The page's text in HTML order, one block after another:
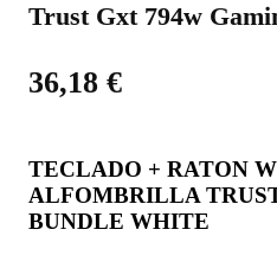
Trust Gxt 794w
36,18 €
TECLADO + RATON
ALFOMBRILLA
BUNDLE WHITE